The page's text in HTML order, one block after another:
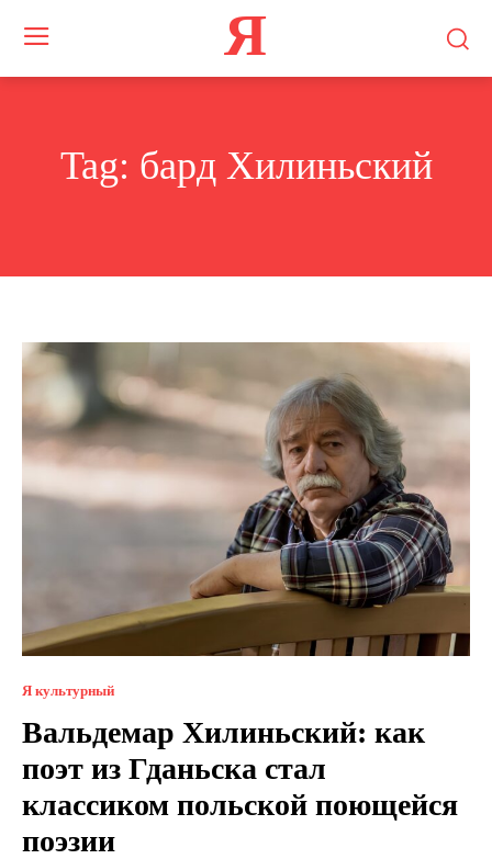
Я
Tag: бард Хилиньский
Я культурный
Вальдемар Хилиньский: как
поэт из Гданьска стал
классиком польской поющейся
поэзии